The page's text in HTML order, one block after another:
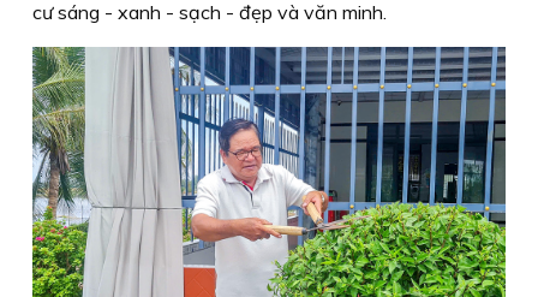
cư sáng - xanh - sạch - đẹp và văn minh.